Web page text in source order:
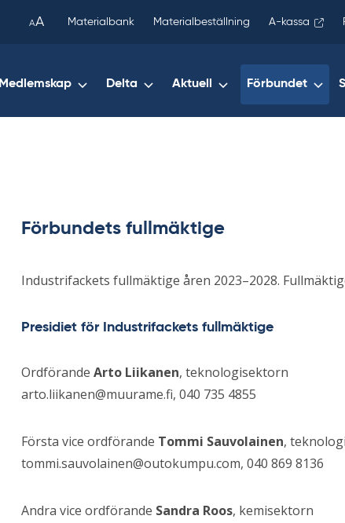
AA Materialbank Materialbeställning A-kassa
Medlemskap Delta Aktuell Förbundet
Förbundets fullmäktige
Industrifackets fullmäktige åren 2023–2028.
Presidiet för Industrifackets fullmäktige
Ordförande Arto Liikanen, teknologisektorn
arto.liikanen@muurame.fi, 040 735 4855
Första vice ordförande Tommi Sauvolainen,
tommi.sauvolainen@outokumpu.com, 040 869 8136
Andra vice ordförande Sandra Roos, kemisektorn
copied
your
clipboard.)